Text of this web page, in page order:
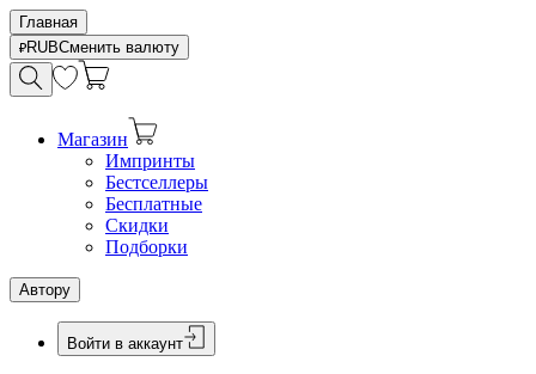
Главная
RUBСменить валюту
Магазин
Импринты
Бестселлеры
Бесплатные
Скидки
Подборки
Автору
Войти в аккаунт